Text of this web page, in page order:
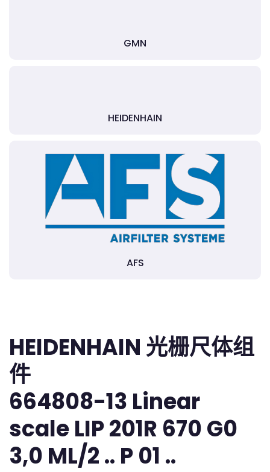
GMN
HEIDENHAIN
AFS
HEIDENHAIN 光栅尺体组
件
664808-13 Linear
scale LIP 201R 670 G0
3,0 ML/2 .. P 01 ..